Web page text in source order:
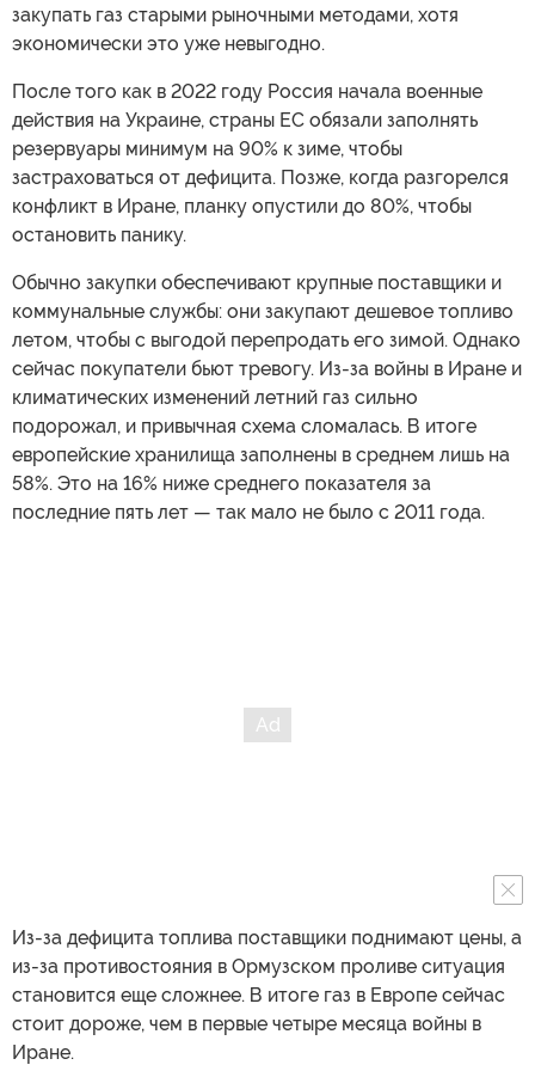
закупать газ старыми рыночными методами, хотя
экономически это уже невыгодно.
После того как в 2022 году Россия начала военные
действия на Украине, страны ЕС обязали заполнять
резервуары минимум на 90% к зиме, чтобы
застраховаться от дефицита. Позже, когда разгорелся
конфликт в Иране, планку опустили до 80%, чтобы
остановить панику.
Обычно закупки обеспечивают крупные поставщики и
коммунальные службы: они закупают дешевое топливо
летом, чтобы с выгодой перепродать его зимой. Однако
сейчас покупатели бьют тревогу. Из-за войны в Иране и
климатических изменений летний газ сильно
подорожал, и привычная схема сломалась. В итоге
европейские хранилища заполнены в среднем лишь на
58%. Это на 16% ниже среднего показателя за
последние пять лет — так мало не было с 2011 года.
Из-за дефицита топлива поставщики поднимают цены, а
из-за противостояния в Ормузском проливе ситуация
становится еще сложнее. В итоге газ в Европе сейчас
стоит дороже, чем в первые четыре месяца войны в
Иране.